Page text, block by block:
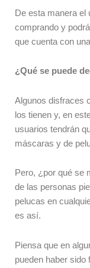
De esta manera el
comprando y
que cuenta con
¿Qué se puede
Algunos disfraces
los tienen y, en
usuarios tendrán
máscaras y de
Pero, ¿por qué se
de las personas
pelucas en
es así.
Piensa que en
pueden haber